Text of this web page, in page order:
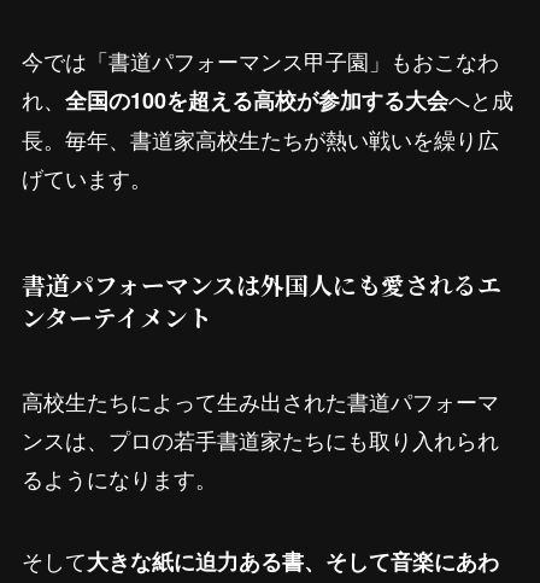
今では「書道パフォーマンス甲子園」もおこなわ
れ、 全国の100を超える高校が参加する大会へと成
長。毎年、書道家高校生たちが熱い戦いを繰り広
げています。
書道パフォーマンスは外国人にも愛されるエ
ンターテイメント
高校生たちによって生み出された書道パフォーマ
ンスは、プロの若手書道家たちにも取り入れられ
るようになります。
そして大きな紙に迫力ある書、そして音楽にあわ